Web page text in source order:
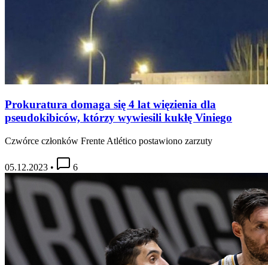
Prokuratura domaga się 4 lat więzienia dla
pseudokibiców, którzy wywiesili kukłę Viniego
Czwórce członków Frente Atlético postawiono zarzuty
05.12.2023 • 6